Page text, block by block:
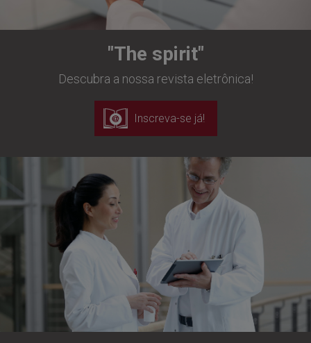
"The spirit"
Descubra a nossa revista eletrônica!
Inscreva-se já!